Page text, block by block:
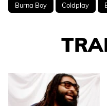
Burna Boy Coldplay